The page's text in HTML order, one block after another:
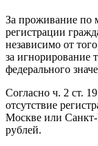
За проживание по
регистрации
независимо от
за игнорирование
федерального
Согласно ч. 2 ст.
отсутствие
Москве или Санкт-
рублей.